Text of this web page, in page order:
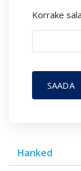
Hanked
Korrake
SAADA